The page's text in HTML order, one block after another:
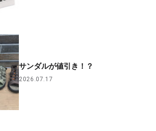
サンダルが値引き！？
2026.07.17